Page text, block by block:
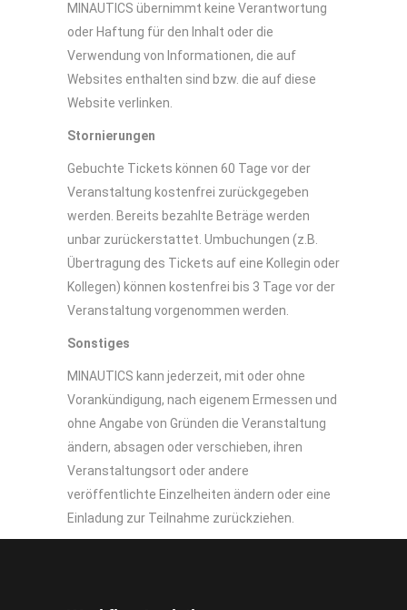
MINAUTICS übernimmt keine Verantwortung
oder Haftung für den Inhalt oder die
Verwendung von Informationen, die auf
Websites enthalten sind bzw. die auf diese
Website verlinken.
Stornierungen
Gebuchte Tickets können 60 Tage vor der
Veranstaltung kostenfrei zurückgegeben
werden. Bereits bezahlte Beträge werden
unbar zurückerstattet. Umbuchungen (z.B.
Übertragung des Tickets auf eine Kollegin oder
Kollegen) können kostenfrei bis 3 Tage vor der
Veranstaltung vorgenommen werden.
Sonstiges
MINAUTICS kann jederzeit, mit oder ohne
Vorankündigung, nach eigenem Ermessen und
ohne Angabe von Gründen die Veranstaltung
ändern, absagen oder verschieben, ihren
Veranstaltungsort oder andere
veröffentlichte Einzelheiten ändern oder eine
Einladung zur Teilnahme zurückziehen.